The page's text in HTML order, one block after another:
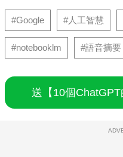
#Google #人工智慧
#notebooklm #語音摘要
送【10個